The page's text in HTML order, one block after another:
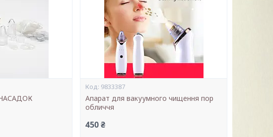
9833387
Апарат для вакуумного чищення пор
обличчя
450 ₴